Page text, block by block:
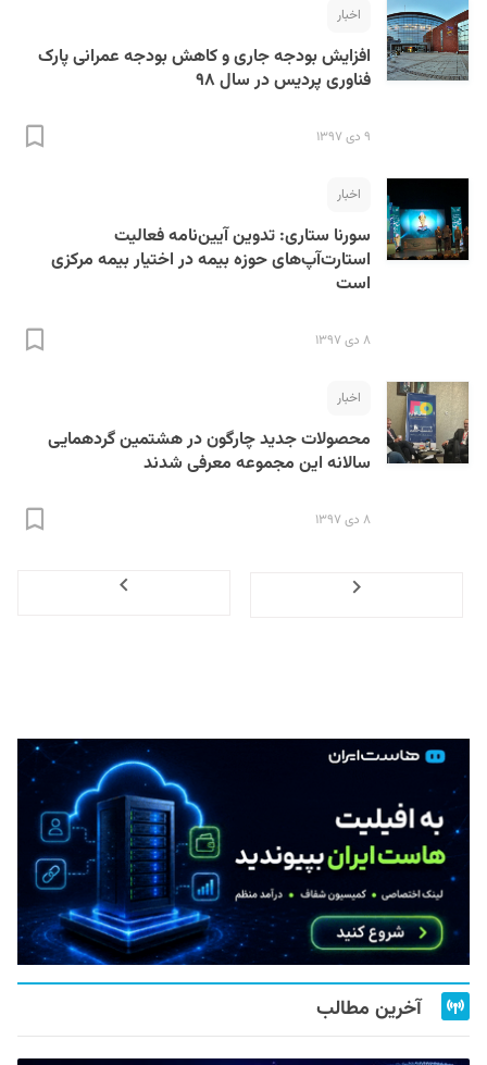
اخبار
افزایش بودجه جاری و کاهش بودجه عمرانی پارک
فناوری پردیس در سال ۹۸
۹ دی ۱۳۹۷
اخبار
سورنا ستاری: تدوین آیین‌نامه فعالیت
استارت‌آپ‌های حوزه بیمه در اختیار بیمه مرکزی
است
۸ دی ۱۳۹۷
اخبار
محصولات جدید چارگون در هشتمین گردهمایی
سالانه این مجموعه معرفی شدند
۸ دی ۱۳۹۷
آخرین مطالب